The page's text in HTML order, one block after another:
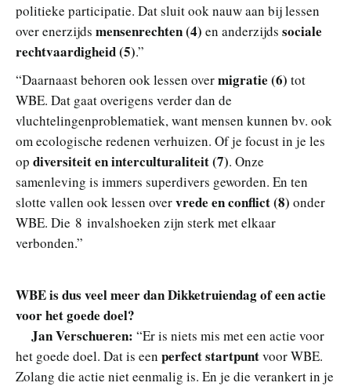
politieke participatie. Dat sluit ook nauw aan bij lessen
over enerzijds mensenrechten (4) en anderzijds sociale
rechtvaardigheid (5).”
“Daarnaast behoren ook lessen overmigratie (6) tot
WBE. Dat gaat overigens verder dan de
vluchtelingenproblematiek, want mensen kunnen bv. ook
om ecologische redenen verhuizen. Of je focust in je les
op diversiteit en interculturaliteit (7). Onze
samenleving is immers superdivers geworden. En ten
slotte vallen ook lessen overvrede en conflict (8) onder
WBE. Die 8 invalshoeken zijn sterk met elkaar
verbonden.”
WBE is dus veel meer dan Dikketruiendag of een actie
voor het goede doel?
Jan Verschueren: “Er is niets mis met een actie voor
het goede doel. Dat is een perfect startpuntvoor WBE.
Zolang die actie niet eenmalig is. En je die verankert in je